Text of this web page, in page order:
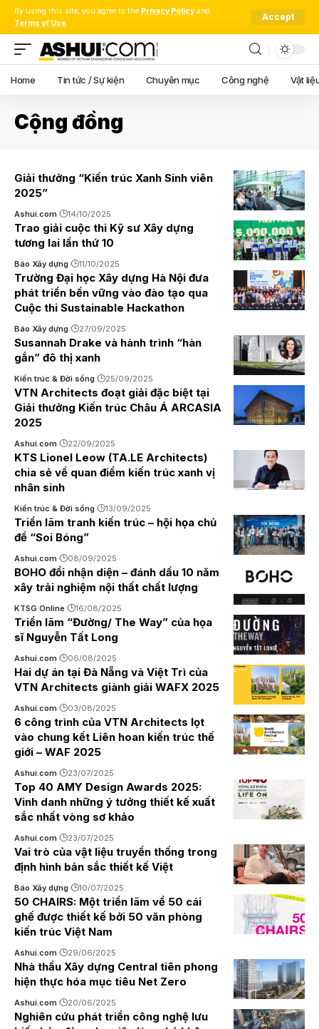
By using this site, you agree to the Privacy Policy and
Terms of Use.
Accept
Home Tin tức / Sự kiện Chuyên mục Công nghệ Vật
Cộng đồng
Giải thưởng “Kiến trúc Xanh Sinh viên
2025”
Ashui.com 14/10/2025
Trao giải cuộc thi Kỹ sư Xây dựng
tương lai lần thứ 10
Báo Xây dựng 11/10/2025
Trường Đại học Xây dựng Hà Nội đưa
phát triển bền vững vào đào tạo qua
Cuộc thi Sustainable Hackathon
Báo Xây dựng 27/09/2025
Susannah Drake và hành trình “hàn
gắn” đô thị xanh
Kiến trúc & Đời sống 25/09/2025
VTN Architects đoạt giải đặc biệt tại
Giải thưởng Kiến trúc Châu Á ARCASIA
2025
Ashui.com 22/09/2025
KTS Lionel Leow (TA.LE Architects)
chia sẻ về quan điểm kiến trúc xanh vị
nhân sinh
Kiến trúc & Đời sống 13/09/2025
Triển lãm tranh kiến trúc – hội họa chủ
đề “Soi Bóng”
Ashui.com 08/09/2025
BOHO đổi nhận diện – đánh dấu 10 năm
xây trải nghiệm nội thất chất lượng
KTSG Online 16/08/2025
Triển lãm “Đường/ The Way” của họa
sĩ Nguyễn Tất Long
Ashui.com 06/08/2025
Hai dự án tại Đà Nẵng và Việt Trì của
VTN Architects giành giải WAFX 2025
Ashui.com 03/08/2025
6 công trình của VTN Architects lọt
vào chung kết Liên hoan kiến trúc thế
giới – WAF 2025
Ashui.com 23/07/2025
Top 40 AMY Design Awards 2025:
Vinh danh những ý tưởng thiết kế xuất
sắc nhất vòng sơ khảo
Ashui.com 23/07/2025
Vai trò của vật liệu truyền thống trong
định hình bản sắc thiết kế Việt
Báo Xây dựng 10/07/2025
50 CHAIRS: Một triển lãm về 50 cái
ghế được thiết kế bởi 50 văn phòng
kiến trúc Việt Nam
Ashui.com 29/06/2025
Nhà thầu Xây dựng Central tiên phong
hiện thực hóa mục tiêu Net Zero
Ashui.com 20/06/2025
Nghiên cứu phát triển công nghệ lưu